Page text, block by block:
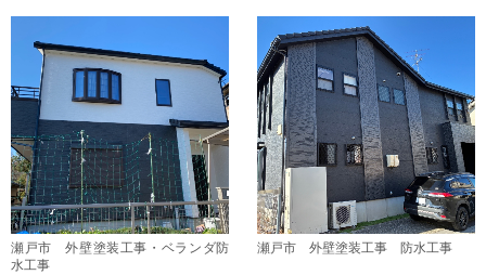
瀬戸市 外壁塗装工事・ベランダ防
水工事
瀬戸市 外壁塗装工事 防水工事